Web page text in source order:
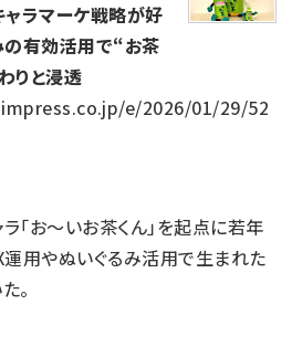
ャラマーケ戦略が好
の有効活用で“お茶
りと浸透
e/2026/01/29/52
「お～いお茶くん」を起点に若年
運用やぬいぐるみ活用で生まれた
。